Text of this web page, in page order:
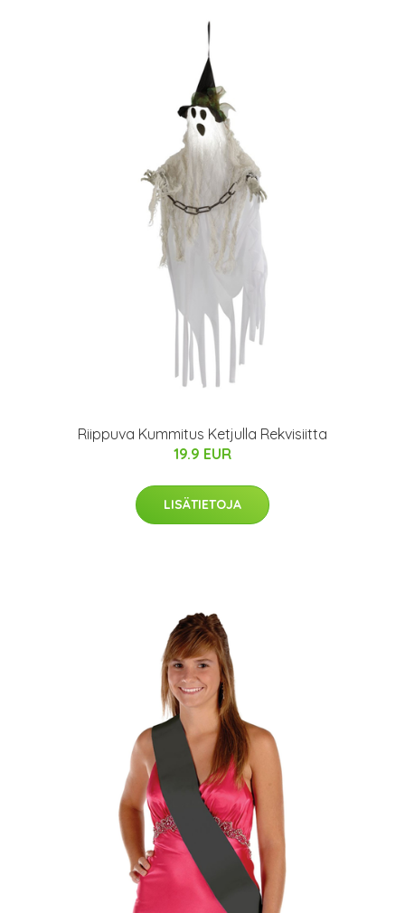
Riippuva Kummitus Ketjulla Rekvisiitta
19.9 EUR
LISÄTIETOJA